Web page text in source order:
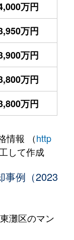
万円
万円
万円
万円
万円
情報 （http
して作成
事例（2023
灘区のマン